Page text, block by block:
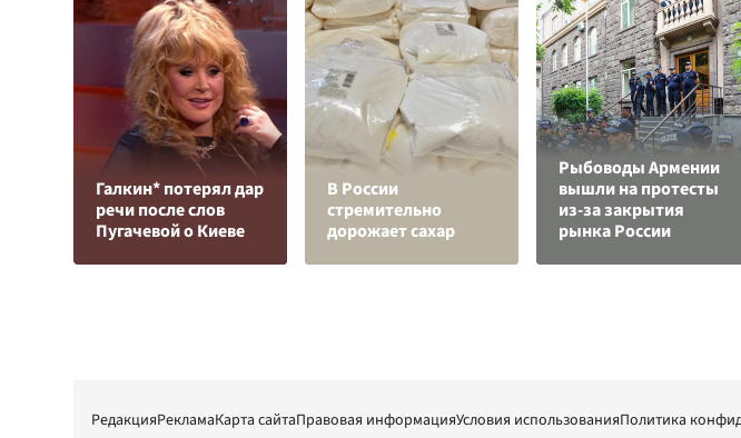
Галкин* потерял дар
речи после слов
Пугачевой о Киеве
В России
стремительно
дорожает сахар
Рыбоводы Армении
вышли на протесты
из-за закрытия
рынка России
РедакцияРекламаКарта сайтаПравовая информацияУсловия использованияПолитика